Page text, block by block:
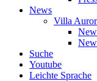
News
Villa
Suche
Youtube
Leichte Sprache